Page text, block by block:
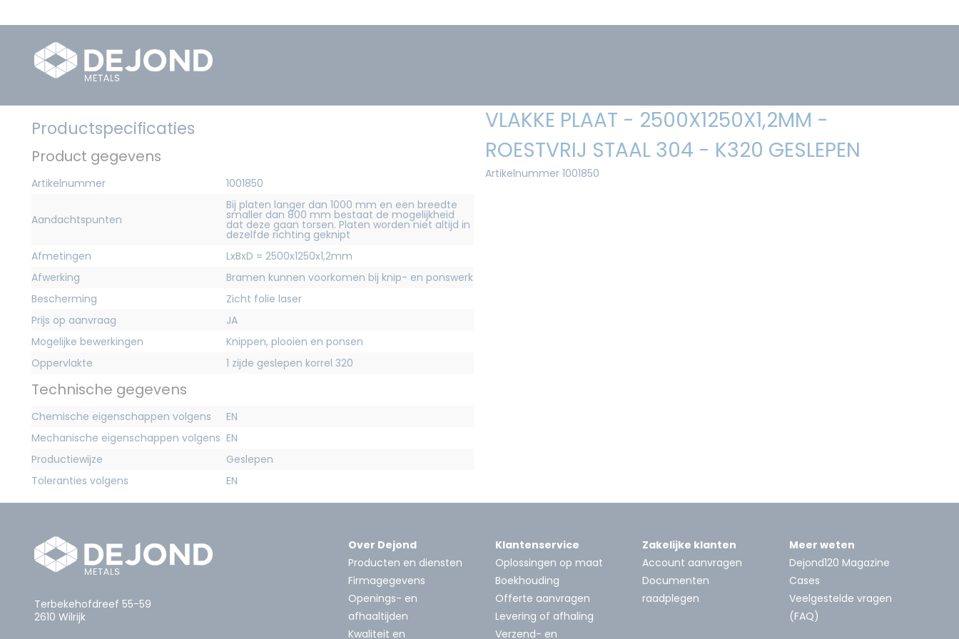
Productspecificaties
Product gegevens
Artikelnummer 1001850
Aandachtspunten
Bij platen langer dan 1000 mm en een breedte
smaller dan 800 mm bestaat de mogelijkheid
dat deze gaan torsen. Platen worden niet altijd in
dezelfde richting geknipt
Afmetingen
LxBxD = 2500x1250x1,2mm
Afwerking
Bramen kunnen voorkomen bij knip- en ponswerk
Bescherming
Zicht folie laser
Prijs op aanvraag
JA
Mogelijke bewerkingen
Knippen, plooien en ponsen
Oppervlakte
1 zijde geslepen korrel 320
Technische gegevens
Chemische eigenschappen volgens
EN
Mechanische eigenschappen volgens EN
Productiewijze
Geslepen
Toleranties volgens
EN
VLAKKE PLAAT - 2500X1250X1,2MM -
ROESTVRIJ STAAL 304 - K320 GESLEPEN
Artikelnummer 1001850
Terbekehofdreef 55-59
2610 Wilrijk
Over Dejond
Producten en diensten
Firmagegevens
Openings- en
afhaaltijden
Kwaliteit en
Klantenservice
Oplossingen op maat
Boekhouding
Offerte aanvragen
Levering of afhaling
Verzend- en
Zakelijke klanten
Account aanvragen
Documenten
raadplegen
Meer weten
Dejond120 Magazine
Cases
Veelgestelde vragen
(FAQ)